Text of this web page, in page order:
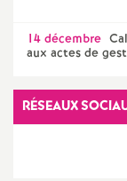
14 décembre
aux actes de
RÉSEAUX